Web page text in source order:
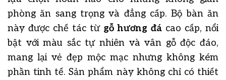
phòng ăn sang trọng và đẳng cấp. Bộ bàn ăn
này được chế tác từ gỗ hương đá cao cấp, nổi
bật với màu sắc tự nhiên và vân gỗ độc đáo,
mang lại vẻ đẹp mộc mạc nhưng không kém
phần tinh tế. Sản phẩm này không chỉ có thiết